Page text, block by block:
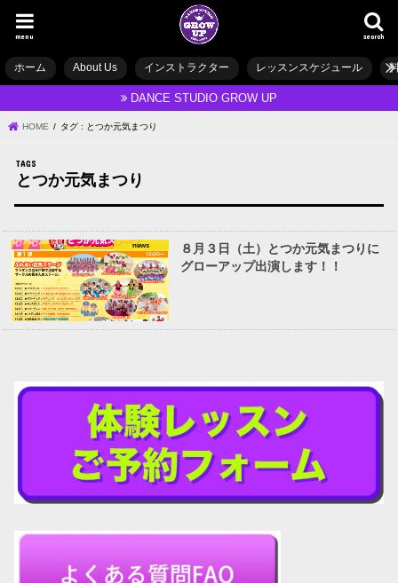
search
menu
ホーム About Us インストラクター レッスンスケジュール
DANCE STUDIO GROW UP
HOME タグ : とつか元気まつり
とつか元気まつり
news
８月３日（土）とつか元気まつりに
グローアップ出演します！！